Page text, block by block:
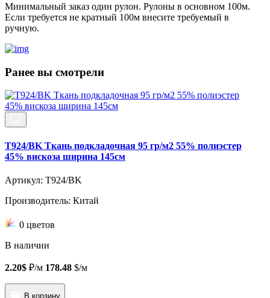
Минимальный заказ один рулон. Рулоны в основном 100м.
Если требуется не кратный 100м внесите требуемый в
ручную.
Ранее вы смотрели
T924/BK Ткань подкладочная 95 гр/м2 55% полиэстер
45% вискоза ширина 145см
Артикул: T924/BK
Производитель: Китай
0 цветов
В наличии
2.20$ ₽/м 178.48 $/м
В корзину